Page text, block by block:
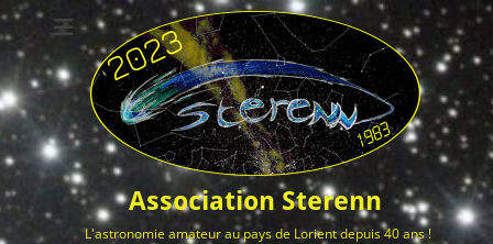
Association Sterenn
L'astronomie amateur au pays de Lorient depuis 40 ans !